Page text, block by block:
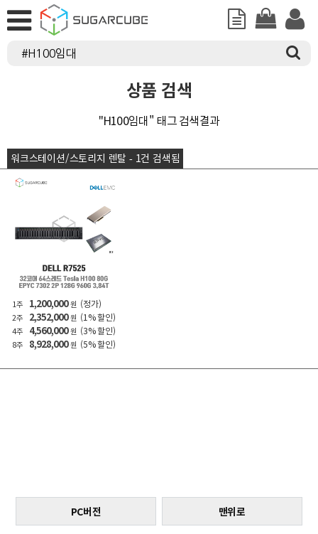
상품 검색
"H100임대" 태그 검색결과
워크스테이션/스토리지 렌탈 - 1건 검색됨
1주 1,200,000 원 (정가)
2주 2,352,000 원 (1% 할인)
4주 4,560,000 원 (3% 할인)
8주 8,928,000 원 (5% 할인)
PC버전 맨위로